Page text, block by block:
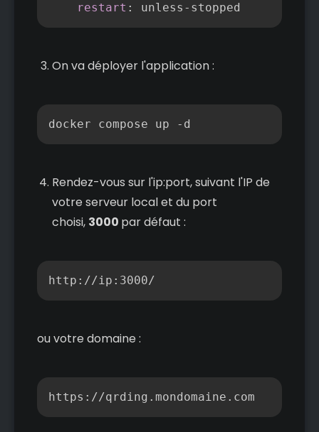
restart : unless - stopped
On va déployer l'application :
docker compose up -d
Rendez-vous sur l'ip:port, suivant l'IP de
votre serveur local et du port
choisi, 3000 par défaut :
http://ip:3000/
ou votre domaine :
https://qrding.mondomaine.com